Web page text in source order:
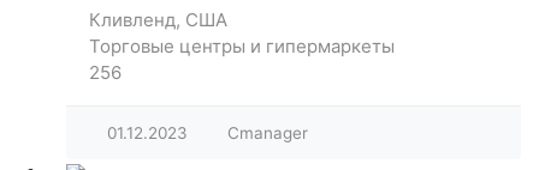
Кливленд, США
Торговые центры и гипермаркеты
256
01.12.2023 Cmanager